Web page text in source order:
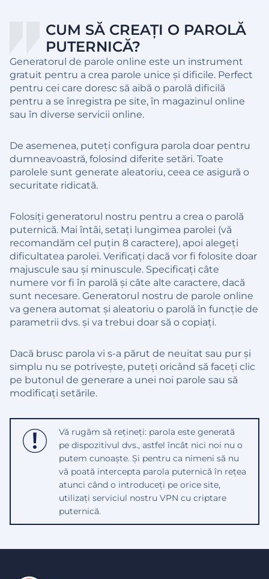
Generatorul de parole online este un instrument
gratuit pentru a crea parole unice și dificile. Perfect
pentru cei care doresc să aibă o parolă dificilă
pentru a se înregistra pe site, în magazinul online
sau în diverse servicii online.
De asemenea, puteți configura parola doar pentru
dumneavoastră, folosind diferite setări. Toate
parolele sunt generate aleatoriu, ceea ce asigură o
securitate ridicată.
Folosiți generatorul nostru pentru a crea o parolă
puternică. Mai întâi, setați lungimea parolei (vă
recomandăm cel puțin 8 caractere), apoi alegeți
dificultatea parolei. Verificați dacă vor fi folosite doar
majuscule sau și minuscule. Specificați câte
numere vor fi în parolă și câte alte caractere, dacă
sunt necesare. Generatorul nostru de parole online
va genera automat și aleatoriu o parolă în funcție de
parametrii dvs. și va trebui doar să o copiați.
Dacă brusc parola vi s-a părut de neuitat sau pur și
simplu nu se potrivește, puteți oricând să faceți clic
pe butonul de generare a unei noi parole sau să
modificați setările.
Vă rugăm să rețineți: parola este generată
pe dispozitivul dvs., astfel încât nici noi nu o
putem cunoaște. Și pentru ca nimeni să nu
vă poată intercepta parola puternică în rețea
atunci când o introduceți pe orice site,
utilizați serviciul nostru VPN cu criptare
puternică.
CUM SĂ CREAȚI O PAROLĂ
PUTERNICĂ?